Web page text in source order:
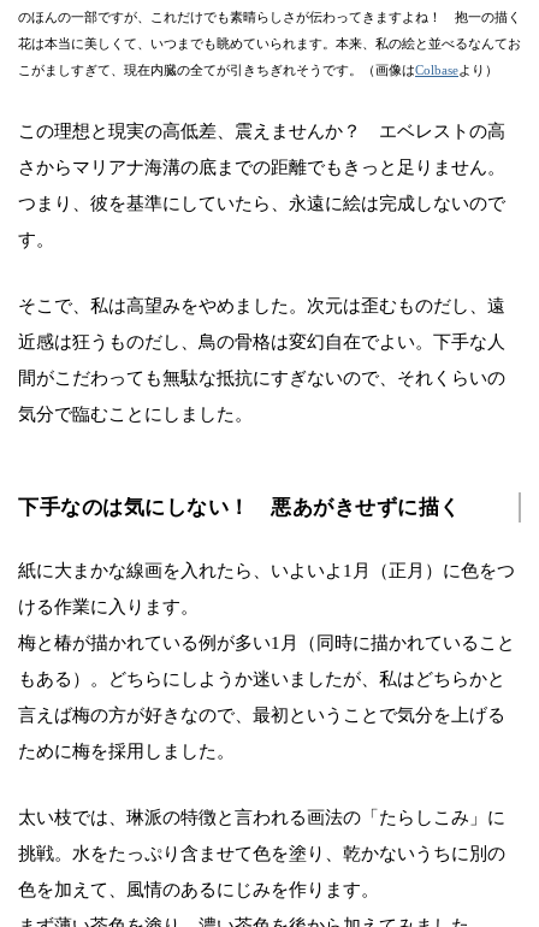
のほんの一部ですが、これだけでも素晴らしさが伝わってきますよね！ 抱一の描く
花は本当に美しくて、いつまでも眺めていられます。本来、私の絵と並べるなんてお
こがましすぎて、現在内臓の全てが引きちぎれそうです。（画像はColbaseより）
この理想と現実の高低差、震えませんか？ エベレストの高
さからマリアナ海溝の底までの距離でもきっと足りません。
つまり、彼を基準にしていたら、永遠に絵は完成しないので
す。
そこで、私は高望みをやめました。次元は歪むものだし、遠
近感は狂うものだし、鳥の骨格は変幻自在でよい。下手な人
間がこだわっても無駄な抵抗にすぎないので、それくらいの
気分で臨むことにしました。
下手なのは気にしない！ 悪あがきせずに描く
紙に大まかな線画を入れたら、いよいよ1月（正月）に色をつ
ける作業に入ります。
梅と椿が描かれている例が多い1月（同時に描かれていること
もある）。どちらにしようか迷いましたが、私はどちらかと
言えば梅の方が好きなので、最初ということで気分を上げる
ために梅を採用しました。
太い枝では、琳派の特徴と言われる画法の「たらしこみ」に
挑戦。水をたっぷり含ませて色を塗り、乾かないうちに別の
色を加えて、風情のあるにじみを作ります。